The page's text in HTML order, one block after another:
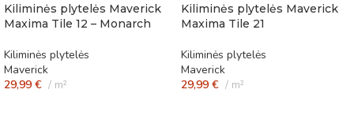
Kiliminės plytelės Maverick
Maxima Tile 12 – Monarch
Kiliminės plytelės
Maverick
29,99 € m²
Kiliminės plytelės Maverick
Maxima Tile 21
Kiliminės plytelės
Maverick
29,99 € m²